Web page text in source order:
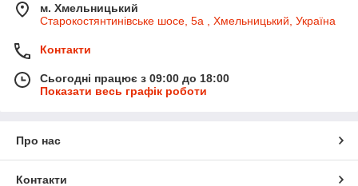
м. Хмельницький
Старокостянтинівське шосе, 5а , Хмельницький, Україна
Контакти
Сьогодні працює з 09:00 до 18:00
Показати весь графік роботи
Про нас
Контакти